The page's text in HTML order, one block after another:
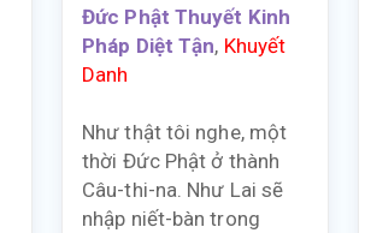
Đức Phật Thuyết Kinh
Pháp Diệt Tận, Khuyết
Danh
Như thật tôi nghe, một
thời Đức Phật ở thành
Câu-thi-na. Như Lai sẽ
nhập niết-bàn trong